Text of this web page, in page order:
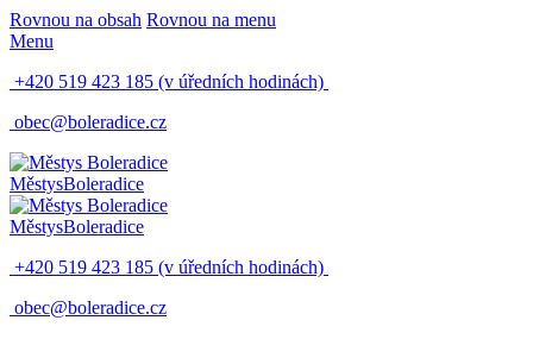
Rovnou na obsah Rovnou na menu
Menu
+420 519 423 185 (v úředních hodinách)
obec@boleradice.cz
MěstysBoleradice
MěstysBoleradice
+420 519 423 185 (v úředních hodinách)
obec@boleradice.cz